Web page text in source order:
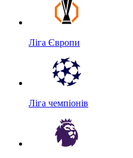
Ліга Європи
Ліга чемпіонів